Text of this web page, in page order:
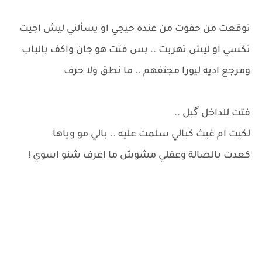
توقعت من حفوت من عنده حيجي او يسألني ليش اجيت
تكسي او ليش تهربت .. بس فتت هو جان واكف بالباب
ومرجع اديه ليورا مجتفهم .. ما نطق ولا حرف
فتت للداخل گبل ..
لكيت ام غيث كبالي سلمت عليه .. بالي مو وياها
كعدت بالصالة وعقلي مشوش ما اعرف شنو اسوي !